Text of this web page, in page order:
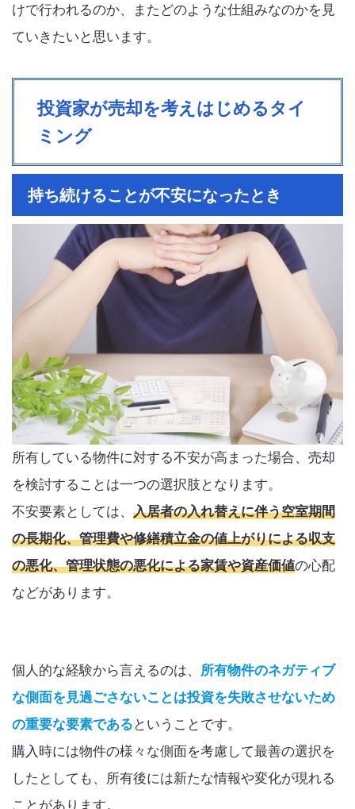
けで行われるのか、またどのような仕組みなのかを見
ていきたいと思います。
投資家が売却を考えはじめるタイ
ミング
持ち続けることが不安になったとき
所有している物件に対する不安が高まった場合、 売却
を検討することは一つの選択肢となります。
不安要素としては、 入居者の入れ替えに伴う空室期間
の長期化、管理費や修繕積立金の値上がりによる収支
の悪化、管理状態の悪化による家賃や資産価値の心配
などがあります。
個人的な経験から言えるのは、
所有物件のネガティブ
な側面を見過ごさないことは投資を失敗させないため
の重要な要素である ということです。
購入 時には物件の様々な側面を考慮して最善の選択を
したとしても、所有後には新たな情報や変化が現れる
ことがあります。